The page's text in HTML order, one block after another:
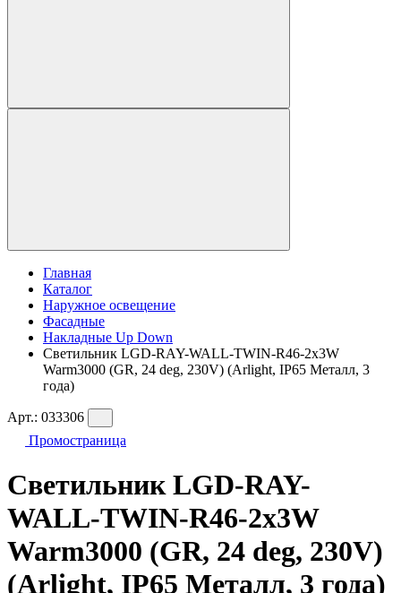
Главная
Каталог
Наружное освещение
Фасадные
Накладные Up Down
Светильник LGD-RAY-WALL-TWIN-R46-2x3W
Warm3000 (GR, 24 deg, 230V) (Arlight, IP65 Металл, 3
года)
Арт.: 033306
Промостраница
Светильник LGD-RAY-
WALL-TWIN-R46-2x3W
Warm3000 (GR, 24 deg, 230V)
(Arlight, IP65 Металл, 3 года)